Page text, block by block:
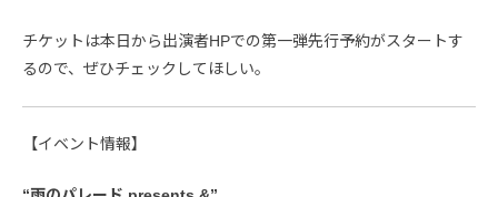
チケットは本日から出演者HPでの第一弾先行予約がスタートす
るので、ぜひチェックしてほしい。
【イベント情報】